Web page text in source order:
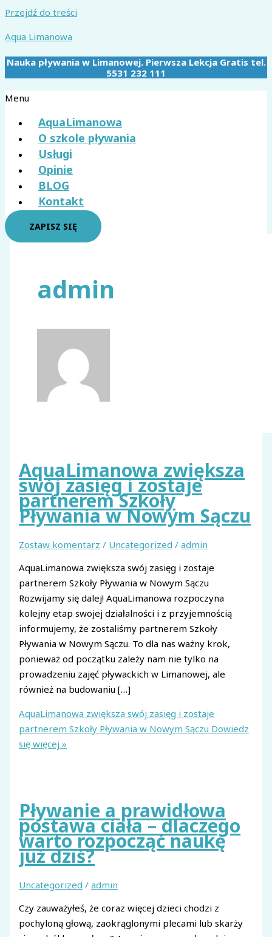
Przejdź do treści
Aqua Limanowa
Nauka pływania w Limanowej. Pierwsza Lekcja Gratis tel.
5531 232 111
Menu
AquaLimanowa
O szkole pływania
Usługi
Opinie
BLOG
Kontakt
ZAPISZ SIĘ
admin
AquaLimanowa zwiększa
swój zasięg i zostaje
partnerem Szkoły
Pływania w Nowym Sączu
Zostaw komentarz / Uncategorized /admin
AquaLimanowa zwiększa swój zasięg i zostaje
partnerem Szkoły Pływania w Nowym Sączu
Rozwijamy się dalej! AquaLimanowa rozpoczyna
kolejny etap swojej działalności i z przyjemnością
informujemy, że zostaliśmy partnerem Szkoły
Pływania w Nowym Sączu. To dla nas ważny krok,
ponieważ od początku zależy nam nie tylko na
prowadzeniu zajęć pływackich w Limanowej, ale
również na budowaniu […]
AquaLimanowa zwiększa swój zasięg i zostaje
partnerem Szkoły Pływania w Nowym Sączu Dowiedz
się więcej »
Pływanie a prawidłowa
postawa ciała – dlaczego
warto rozpocząć naukę
już dziś?
Uncategorized /admin
Czy zauważyłeś, że coraz więcej dzieci chodzi z
pochyloną głową, zaokrąglonymi plecami lub skarży